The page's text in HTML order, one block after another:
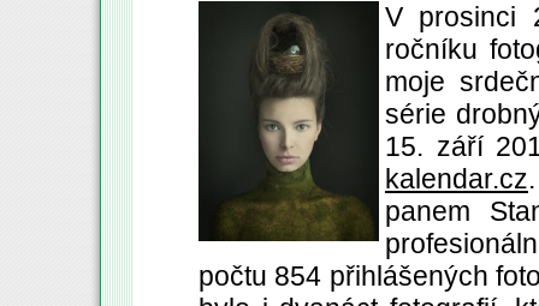
V prosinci
ročníku
moje
série
15. září
kalendar.cz
panem
počtu 854 přihlášených